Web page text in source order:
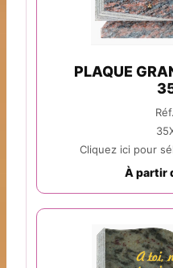
PLAQUE
Cliquez ici pour
À partir